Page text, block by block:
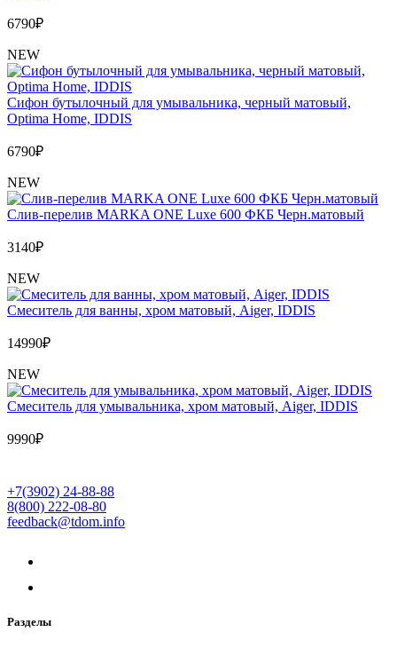
6790₽
NEW
Сифон бутылочный для умывальника, черный матовый,
Optima Home, IDDIS
6790₽
NEW
Слив-перелив MARKA ONE Luxe 600 ФКБ Черн.матовый
3140₽
NEW
Cмеситель для ванны, хром матовый, Aiger, IDDIS
14990₽
NEW
Cмеситель для умывальника, хром матовый, Aiger, IDDIS
9990₽
+7(3902) 24-88-88
8(800) 222-08-80
feedback@tdom.info
Разделы